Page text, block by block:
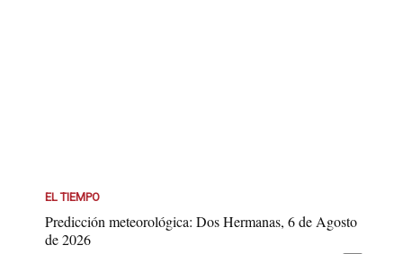
EL TIEMPO
Predicción meteorológica: Dos Hermanas, 6 de Agosto
de 2026